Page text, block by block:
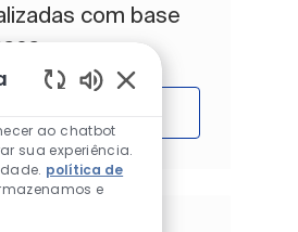
com base
ao chatbot
sua experiência.
política de
e